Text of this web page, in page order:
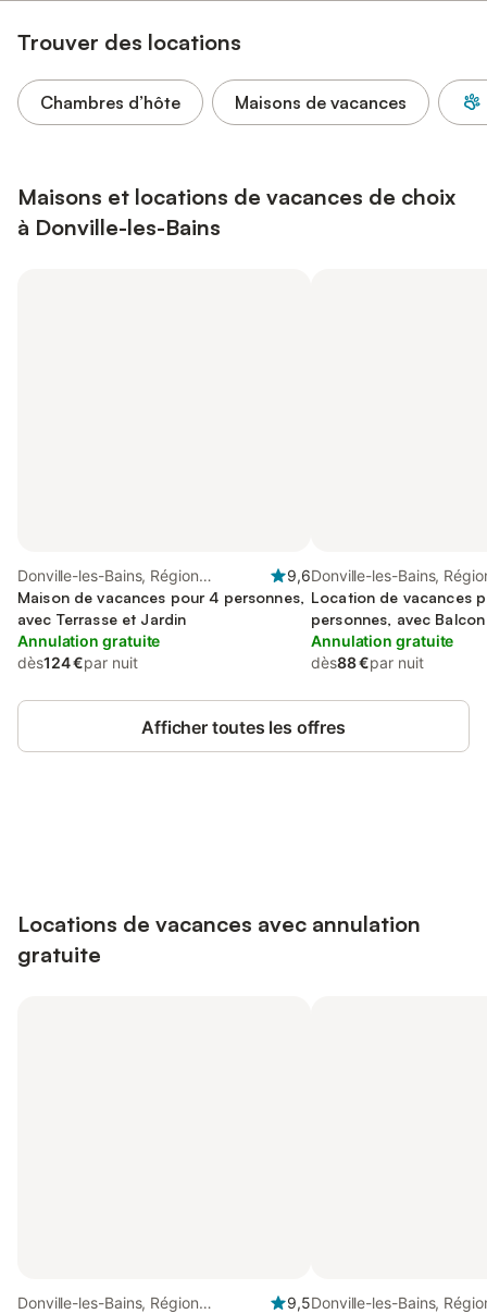
Trouver des locations
Chambres d’hôte Maisons de vacances
Maisons et locations de vacances de choix
à Donville-les-Bains
Donville-les-Bains, Région
d'Avranches
9,6
Maison de vacances pour 4 personnes,
avec Terrasse et Jardin
Annulation gratuite
dès124 €par nuit
Donville-les-Bains,
d'Avranches
Location de vacances
personnes, avec Balcon
Annulation gratuite
dès88 €par nuit
Afficher toutes les offres
Locations de vacances avec annulation
gratuite
Donville-les-Bains, Région
9,5Donville-les-Bains,